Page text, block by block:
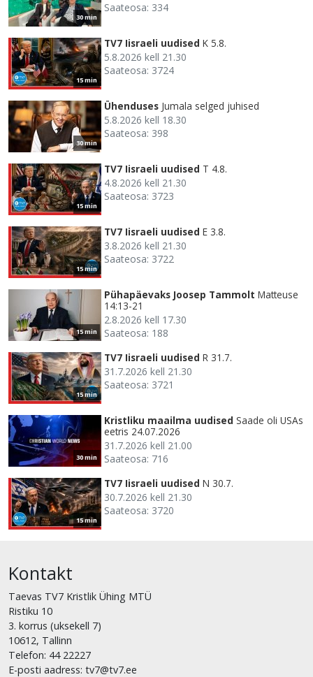
30 min
Saateosa: 334
15 min
TV7 Iisraeli uudised K 5.8.
5.8.2026 kell 21.30
Saateosa: 3724
30 min
Ühenduses Jumala selged juhised
5.8.2026 kell 18.30
Saateosa: 398
15 min
TV7 Iisraeli uudised T 4.8.
4.8.2026 kell 21.30
Saateosa: 3723
15 min
TV7 Iisraeli uudised E 3.8.
3.8.2026 kell 21.30
Saateosa: 3722
15 min
Pühapäevaks Joosep Tammolt Matteuse
14:13-21
2.8.2026 kell 17.30
Saateosa: 188
15 min
TV7 Iisraeli uudised R 31.7.
31.7.2026 kell 21.30
Saateosa: 3721
30 min
Kristliku maailma uudised Saade oli USAs
eetris 24.07.2026
31.7.2026 kell 21.00
Saateosa: 716
15 min
TV7 Iisraeli uudised N 30.7.
30.7.2026 kell 21.30
Saateosa: 3720
Kontakt
Taevas TV7 Kristlik Ühing MTÜ
Ristiku 10
3. korrus (uksekell 7)
10612, Tallinn
Telefon: 44 22227
E-posti aadress: tv7@tv7.ee